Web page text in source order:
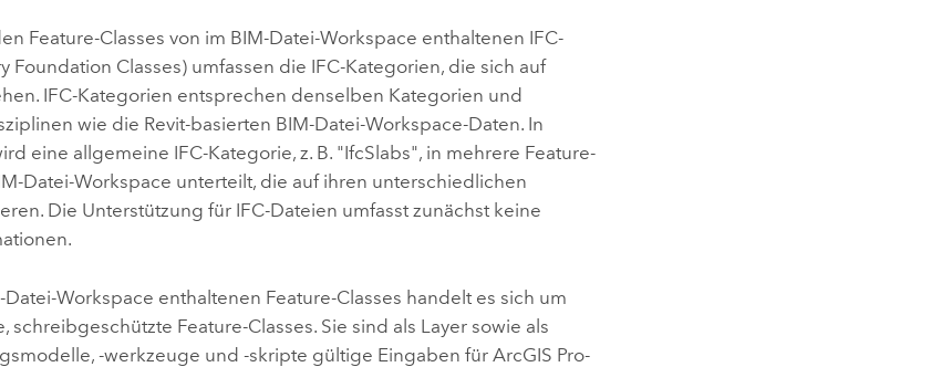
Feature-Classes von im BIM-Datei-Workspace enthaltenen IFC-
Foundation Classes) umfassen die IFC-Kategorien, die sich auf
IFC-Kategorien entsprechen denselben Kategorien und
wie die Revit-basierten BIM-Datei-Workspace-Daten. In
eine allgemeine IFC-Kategorie, z. B. "IfcSlabs", in mehrere Feature-
Datei-Workspace unterteilt, die auf ihren unterschiedlichen
Die Unterstützung für IFC-Dateien umfasst zunächst keine
Datei-Workspace enthaltenen Feature-Classes handelt es sich um
schreibgeschützte Feature-Classes. Sie sind als Layer sowie als
-werkzeuge und -skripte gültige Eingaben fürArcGIS Pro-